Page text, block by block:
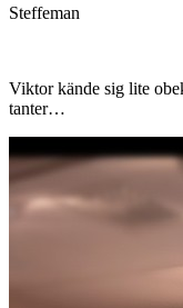
Steffeman
Viktor kände sig lite
tanter…